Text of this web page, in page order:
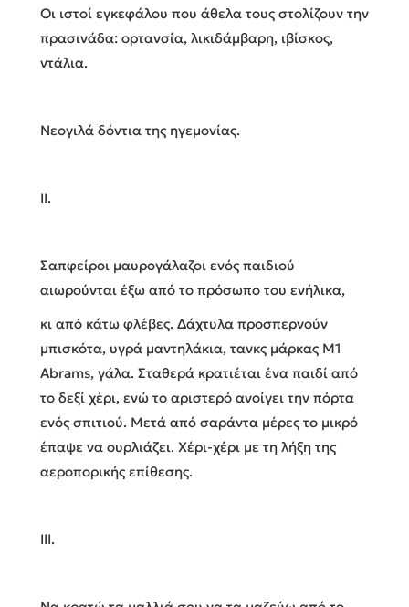
Οι ιστοί εγκεφάλου που άθελα τους στολίζουν την
πρασινάδα: ορτανσία, λικιδάμβαρη, ιβίσκος,
ντάλια.
Νεογιλά δόντια της ηγεμονίας.
II.
Σαπφείροι μαυρογάλαζοι ενός παιδιού
αιωρούνται έξω από το πρόσωπο του ενήλικα,
κι από κάτω φλέβες. Δάχτυλα προσπερνούν
μπισκότα, υγρά μαντηλάκια, τανκς μάρκας M1
Abrams, γάλα. Σταθερά κρατιέται ένα παιδί από
το δεξί χέρι, ενώ το αριστερό ανοίγει την πόρτα
ενός σπιτιού. Μετά από σαράντα μέρες το μικρό
έπαψε να ουρλιάζει. Χέρι-χέρι με τη λήξη της
αεροπορικής επίθεσης.
III.